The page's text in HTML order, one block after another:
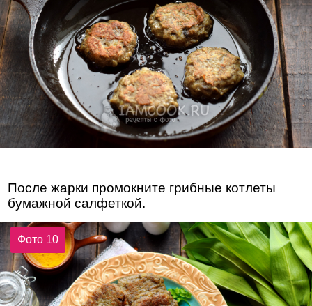
После жарки промокните грибные котлеты
бумажной салфеткой.
Фото 10